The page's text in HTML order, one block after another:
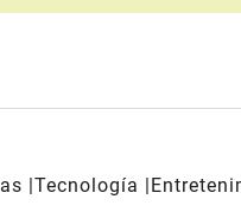
Tecnología